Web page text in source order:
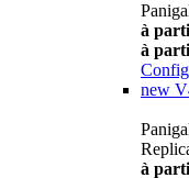
à
à
new
à